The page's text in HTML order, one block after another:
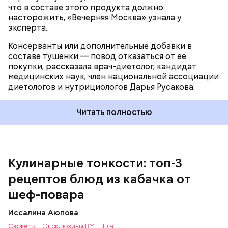
что в составе этого продукта должно
насторожить, «Вечерняя Москва» узнала у
эксперта.
Консерванты или дополнительные добавки в
составе тушенки — повод отказаться от ее
покупки, рассказала врач-диетолог, кандидат
медицинских наук, член национальной ассоциации
диетологов и нутрициологов Дарья Русакова.
Читать полностью
Кулинарные тонкости: топ-3
рецептов блюд из кабачка от
шеф-повара
Иссалина Аюпова
Сюжеты: Эксклюзивы ВМ Еда
Кабачок — 1 шт.
Желтый болгарский перец — 1 шт.
Красный болгарский перец — 1 шт.
Зеленый перец — 1 шт.
Баклажан — 1 шт.
Помидор — 2 шт.
Сыр адыгейский —200 гр.